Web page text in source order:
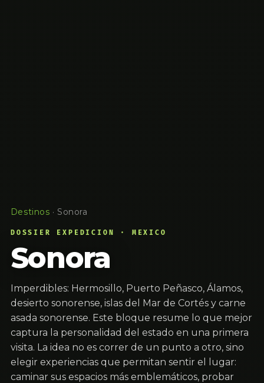
Destinos · Sonora
DOSSIER EXPEDICION · MEXICO
Sonora
Imperdibles: Hermosillo, Puerto Peñasco, Álamos,
desierto sonorense, islas del Mar de Cortés y carne
asada sonorense. Este bloque resume lo que mejor
captura la personalidad del estado en una primera
visita. La idea no es correr de un punto a otro, sino
elegir experiencias que permitan sentir el lugar:
caminar sus espacios más emblemáticos, probar